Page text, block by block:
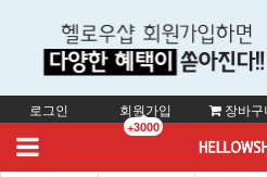
로그인 회원가입
+3000
장바구